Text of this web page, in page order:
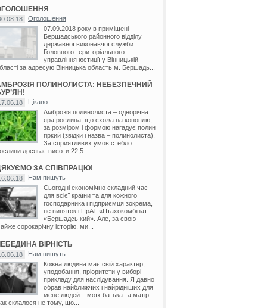
Оголошення
07.09.2018 року в приміщені
Бершадського районного відділу
державної виконавчої служби
Головного територіального
управління юстиції у Вінницькій
за адресую Вінницька область м. Бершадь...
ПОЛИНОЛИСТА: НЕБЕЗПЕЧНИЙ
Цікаво
Амброзія полинолиста – однорічна
яра рослина, що схожа на коноплю,
за розміром і формою нагадує полин
гіркий (звідки і назва – полинолиста).
За сприятливих умов стебло
досягає висоти 22,5...
ЗА СПІВПРАЦЮ!
Нам пишуть
Сьогодні економічно складний час
для всієї країни та для кожного
господарника і підприємця зокрема,
не виняток і ПрАТ «Птахокомбінат
«Бершадсь кий». Але, за свою
сорокарічну історію, ми...
ВІРНІСТЬ
Нам пишуть
Кожна людина має свій характер,
уподобання, пріоритети у виборі
прикладу для наслідування. Я давно
обрав найближчих і найрідніших для
мене людей – моїх батька та матір.
склалося не тому, що...